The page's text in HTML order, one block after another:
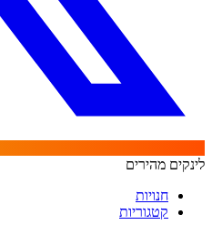
לינקים מהירים
חנויות
קטגוריות